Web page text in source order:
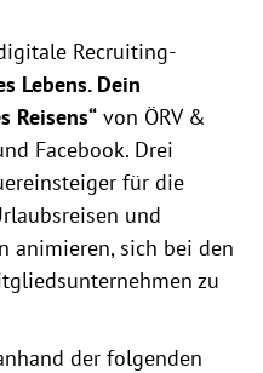
Recruiting-
Lebens. Dein
Reisens“ von ÖRV &
Facebook. Drei
für die
und
animieren, sich bei den
zu
der folgenden